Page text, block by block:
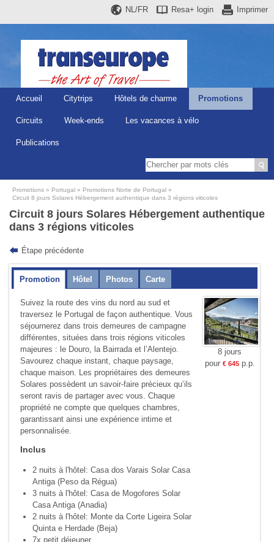
Imprimer
Resa+ login
NL/FR
Accueil Citytrips Hôtels de charme Promotions
Circuits Week-ends Les vacances à vélo
Publications
Promotions Portugal
Promotions Norte de Portugal
Circuit 8 jours Solares Hébergement authentique dans 3 régions viticoles
Circuit 8 jours Solares Hébergement authentique
dans 3 régions viticoles
Étape précédente
Promotion Hôtel Photos Carte
Suivez la route des vins du nord au sud et
traversez le Portugal de façon authentique. Vous
séjournerez dans trois demeures de campagne
différentes, situées dans trois régions viticoles
majeures : le Douro, la Bairrada et l’Alentejo.
Savourez chaque instant, chaque paysage,
chaque maison. Les propriétaires des demeures
Solares possèdent un savoir-faire précieux qu’ils
seront ravis de partager avec vous. Chaque
propriété ne compte que quelques chambres,
garantissant ainsi une expérience intime et
personnalisée.
Inclus
2 nuits à l'hôtel: Casa dos Varais Solar Casa
Antiga (Peso da Régua)
3 nuits à l'hôtel: Casa de Mogofores Solar
Casa Antiga (Anadia)
2 nuits à l'hôtel: Monte da Corte Ligeira Solar
Quinta e Herdade (Beja)
7x petit déjeuner
8 jours
pour € 645p.p.